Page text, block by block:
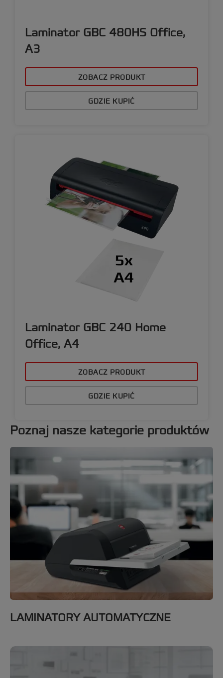
Laminator GBC 480HS Office,
A3
ZOBACZ PRODUKT
GDZIE KUPIĆ
Laminator GBC 240 Home
Office, A4
ZOBACZ PRODUKT
GDZIE KUPIĆ
Poznaj nasze kategorie produktów
LAMINATORY AUTOMATYCZNE